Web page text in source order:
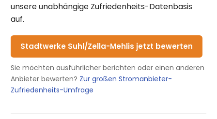
unsere unabhängige Zufriedenheits-Datenbasis
auf.
Stadtwerke Suhl/Zella-Mehlis jetzt bewerten
Sie möchten ausführlicher berichten oder einen anderen
Anbieter bewerten? Zur großen Stromanbieter-
Zufriedenheits-Umfrage